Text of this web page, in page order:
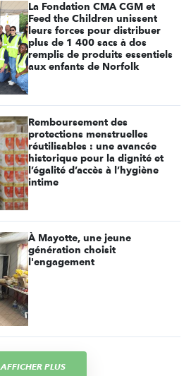
La Fondation CMA CGM et
Feed the Children unissent
leurs forces pour distribuer
plus de 1 400 sacs à dos
remplis de produits essentiels
aux enfants de Norfolk
Remboursement des
protections menstruelles
réutilisables : une avancée
historique pour la dignité et
l’égalité d’accès à l’hygiène
intime
À Mayotte, une jeune
génération choisit
l'engagement
AFFICHER PLUS